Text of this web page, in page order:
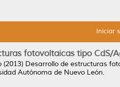
Iniciar
fotovoltaicas tipo CdS/
(2013) Desarrollo de estructuras
Autónoma de Nuevo León.